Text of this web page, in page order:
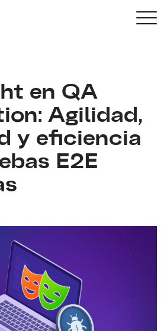
en QA
Agilidad,
y eficiencia
E2E